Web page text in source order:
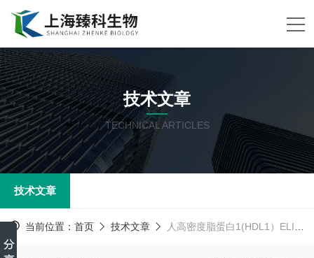
技术文章
TECHNICAL ARTICLES
技术文章
当前位置： 首页 技术文章 人高密度脂蛋白1(HDL1）ELISA试剂盒课题研究